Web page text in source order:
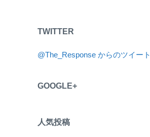
TWITTER
@The_Response からのツイート
GOOGLE+
人気投稿